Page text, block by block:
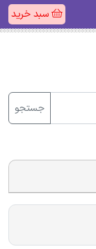
سبد خرید
جستجو